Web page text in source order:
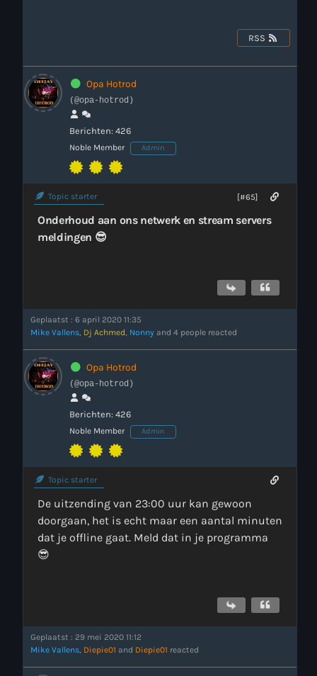
Verzoekjes
PM Box
Contact
00:00 - 18:00
Onze Non-Stop draait 24/7 op de uren als er geen Live-Dj
is. Ook kun je tijdens de Non-Stop verzoekjes
aanvragen. Klik in het menu op Verzoekjes.
close
Nieuws
RSS
Opa Hotrod
(@opa-hotrod)
Berichten: 426
Noble Member Admin
Topic starter [#65]
Onderhoud aan ons netwerk en stream servers
meldingen 😎
Geplaatst : 6 april 2020 11:35
Mike Vallens, Dj Achmed, Nonny and 4 people reacted
Opa Hotrod
(@opa-hotrod)
Berichten: 426
Noble Member Admin
Topic starter
De uitzending van 23:00 uur kan gewoon
doorgaan, het is echt maar een aantal minuten
dat je offline gaat. Meld dat in je programma
😎
Geplaatst : 29 mei 2020 11:12
Mike Vallens, Diepie01 and Diepie01 reacted